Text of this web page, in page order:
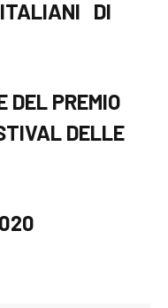
ITALIANI DI
PREMIO
DELLE